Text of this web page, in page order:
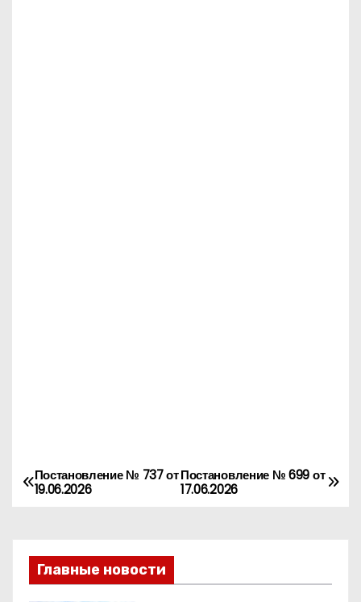
Н
в
и
Постановление № 699 от
17.06.2026
Постановление № 737 от
19.06.2026
Главные новости